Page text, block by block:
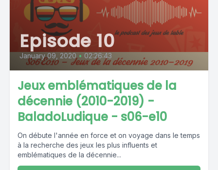
Episode 10
January 09, 2020 • 02:26:43
Jeux emblématiques de la
décennie (2010-2019) -
BaladoLudique - s06-e10
On débute l'année en force et on voyage dans le temps
à la recherche des jeux les plus influents et
emblématiques de la décennie...